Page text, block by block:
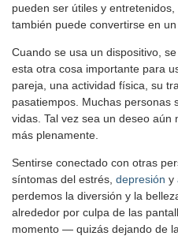
pueden ser útiles y
también puede convertirse en un
Cuando se usa un dispositivo,
esta otra cosa importante para
pareja, una actividad física, su
pasatiempos. Muchas personas
vidas. Tal vez sea un deseo aún
más plenamente.
Sentirse conectado con otras
síntomas del estrés, depresión y
perdemos la diversión y la
alrededor por culpa de las
momento — quizás dejando de